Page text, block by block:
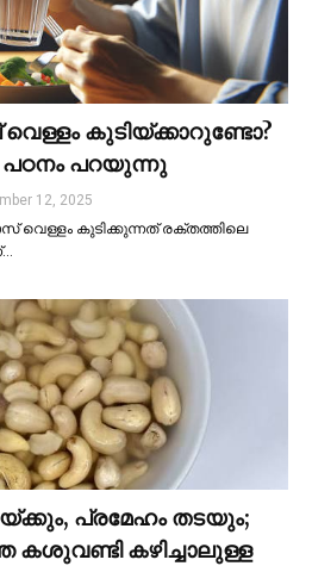
കുടിയ്ക്കാറുണ്ടോ?
പറയുന്നു
12, 2025
വെള്ളം കുടിക്കുന്നത് രക്തത്തിലെ
പ്രമേഹം തടയും;
കശുവണ്ടി കഴിച്ചാലുള്ള